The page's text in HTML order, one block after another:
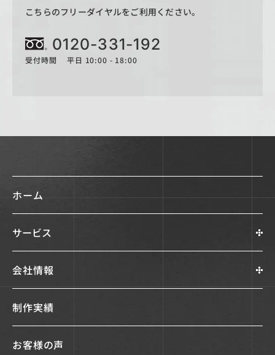
こちらのフリーダイヤルをご利用ください。
0120-331-192
受付時間 平日 10:00 - 18:00
ホーム
サービス
会社情報
制作実績
お客様の声